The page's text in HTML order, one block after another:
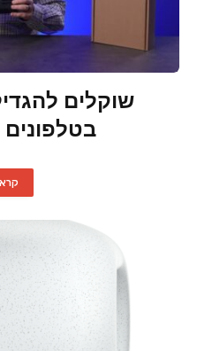
שוקלים
בטלפונים